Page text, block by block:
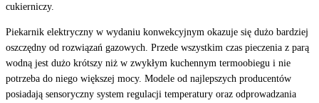
cukierniczy.
Piekarnik elektryczny w wydaniu konwekcyjnym okazuje się dużo bardziej
oszczędny od rozwiązań gazowych. Przede wszystkim czas pieczenia z parą
wodną jest dużo krótszy niż w zwykłym kuchennym termoobiegu i nie
potrzeba do niego większej mocy. Modele od najlepszych producentów
posiadają sensoryczny system regulacji temperatury oraz odprowadzania